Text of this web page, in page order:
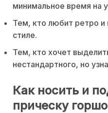
минимальное время на
Тем, кто любит ретро
стиле.
Тем, кто хочет
нестандартного, но
Как носить и
прическу